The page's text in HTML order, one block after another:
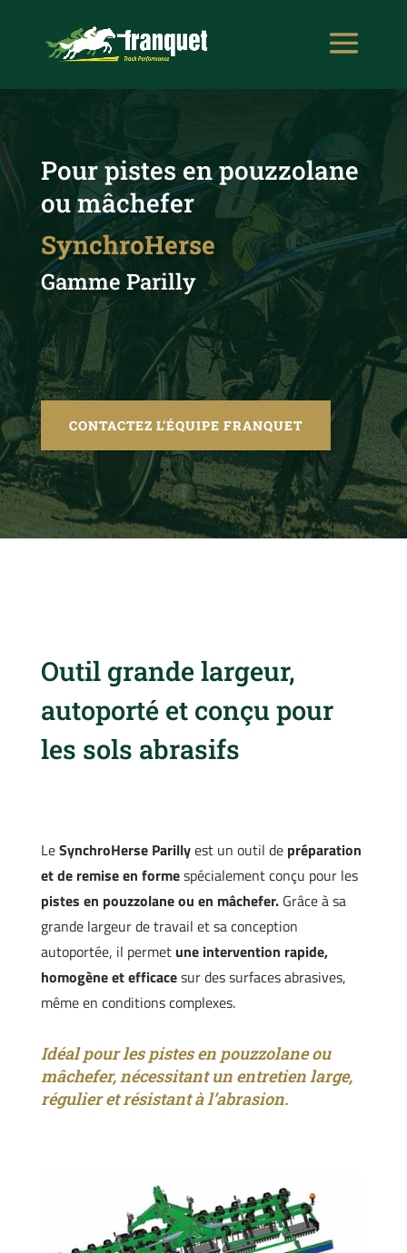
Pour pistes en pouzzolane
ou mâchefer
SynchroHerse
Gamme Parilly
CONTACTEZ L'ÉQUIPE FRANQUET
Outil grande largeur,
autoporté et conçu pour
les sols abrasifs
LeSynchroHerse Parillyest un outil depréparation
et de remise en formespécialement conçu pour les
pistes en pouzzolane ou en mâchefer.Grâce à sa
grande largeur de travail et sa conception
autoportée, il permet une intervention rapide,
homogène et efficacesur des surfaces abrasives,
même en conditions complexes.
Idéal pour les pistes en pouzzolane ou
mâchefer, nécessitant un entretien large,
régulier et résistant à l’abrasion.